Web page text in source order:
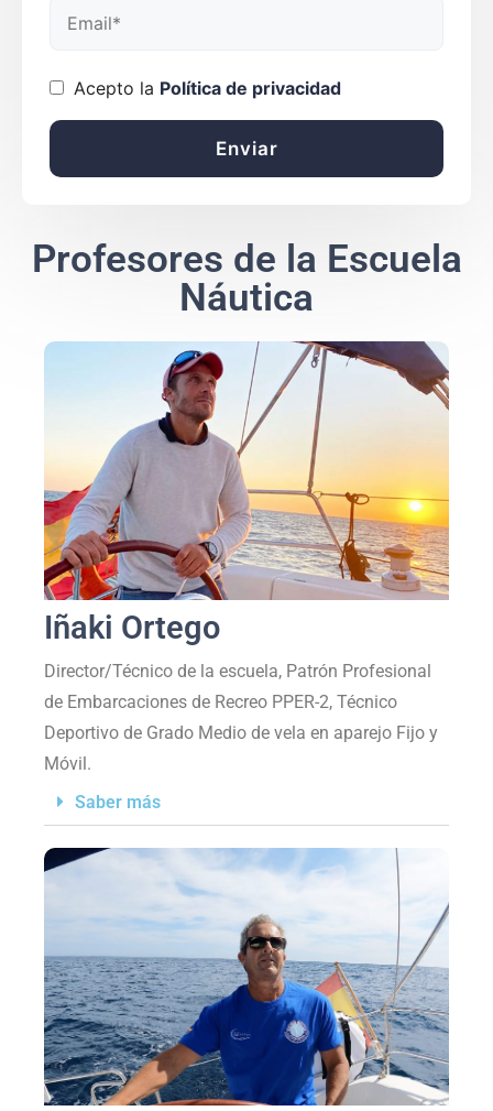
Acepto la Política de privacidad
Profesores de la Escuela
Náutica
Iñaki Ortego
Director/Técnico de la escuela, Patrón Profesional
de Embarcaciones de Recreo PPER-2, Técnico
Deportivo de Grado Medio de vela en aparejo Fijo y
Móvil.
Saber más